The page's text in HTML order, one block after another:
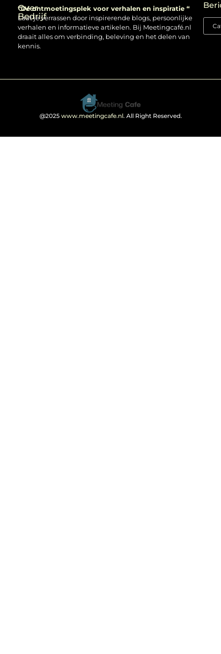
Over
Bedrijf
“Dé ontmoetingsplek voor verhalen en inspiratie “
Laat je verrassen door inspirerende blogs, persoonlijke
verhalen en informatieve artikelen. Bij Meetingcafé.nl
draait alles om verbinding, beleving en het delen van
kennis.
@2025 www.meetingcafe.nl. All Right Reserved.